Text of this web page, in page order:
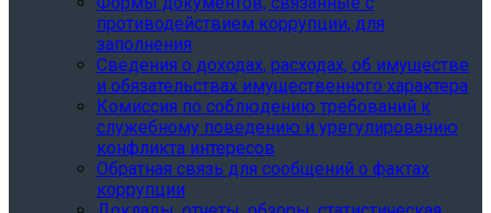
противодействием коррупции, для
заполнения
Сведения о доходах, расходах, об имуществе
и обязательствах имущественного характера
Комиссия по соблюдению требований к
служебному поведению и урегулированию
конфликта интересов
Обратная связь для сообщений о фактах
коррупции